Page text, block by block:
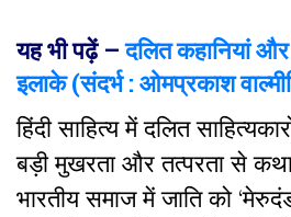
यह भी पढ़ें –दलित कहानियां
इलाके (संदर्भ : ओमप्रकाश
हिंदी साहित्य में दलित
बड़ी मुखरता और तत्परता से
भारतीय समाज में जाति को